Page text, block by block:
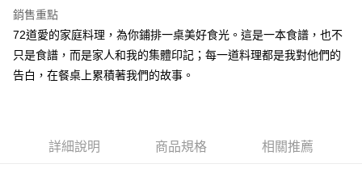
街口支付
悠遊付
ATM付款
每筆NT$50，滿NT$499(含以上)免運費
銷售重點
72道愛的家庭料理，為你鋪排一桌美好食光。這是一本食譜，也不
只是食譜，而是家人和我的集體印記；每一道料理都是我對他們的
告白，在餐桌上累積著我們的故事。
詳細說明 商品規格 相關推薦